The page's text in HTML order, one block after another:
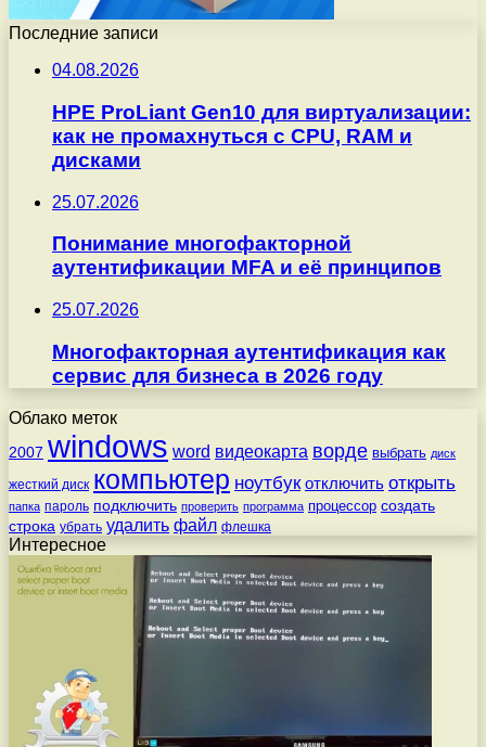
Последние записи
04.08.2026
HPE ProLiant Gen10 для виртуализации:
как не промахнуться с CPU, RAM и
дисками
25.07.2026
Понимание многофакторной
аутентификации MFA и её принципов
25.07.2026
Многофакторная аутентификация как
сервис для бизнеса в 2026 году
Облако меток
2007 windows word видеокарта ворде выбрать диск
жесткий диск компьютер ноутбук отключить открыть
папка пароль подключить проверить программа процессор создать
строка убрать удалить файл флешка
Интересное